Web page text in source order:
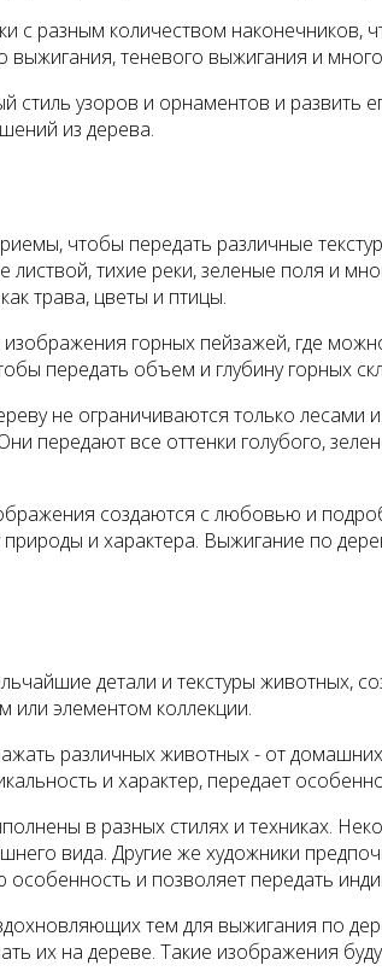
с разным количеством наконечников,
теневого выжигания и
узоров и орнаментов и развить
из дерева.
чтобы передать различные
тихие реки, зеленые поля и
трава, цветы и птицы.
горных пейзажей, где
передать объем и глубину горных
не ограничиваются только
передают все оттенки голубого,
создаются с любовью и
и характера. Выжигание по
детали и текстуры животных,
или элементом коллекции.
различных животных - от
и характер, передает
в разных стилях и техниках.
вида. Другие же художники
и позволяет передать
тем для выжигания по
их на дереве. Такие изображения